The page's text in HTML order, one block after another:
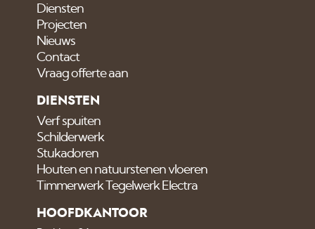
Diensten
Projecten
Nieuws
Contact
Vraag offerte aan
DIENSTEN
Verf spuiten
Schilderwerk
Stukadoren
Houten en natuurstenen vloeren
Timmerwerk Tegelwerk Electra
HOOFDKANTOOR